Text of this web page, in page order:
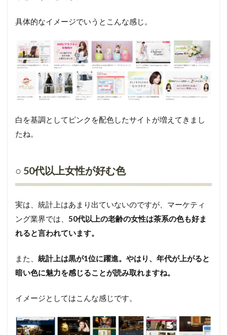
具体的なイメージでいうとこんな感じ。
白を基調としてピンクを配色したサイトが増えてきまし
たね。
○ 50代以上女性が好む色
実は、統計上はあまり出ていないのですが、マーケティ
ング業界では、 50代以上の老齢の女性は茶系の色も好ま
れると言われています。
また、 統計上は黒が1位に躍進。やはり、年代が上がると
暗い色に魅力を感じることが読み取れますね。
イメージとしてはこんな感じです。